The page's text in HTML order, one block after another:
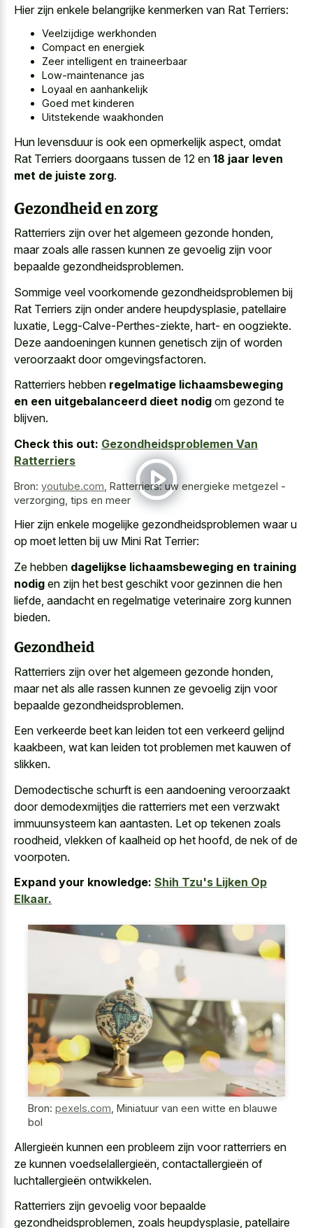
Hier zijn enkele belangrijke kenmerken van Rat Terriers:
Veelzijdige werkhonden
Compact en energiek
Zeer intelligent en traineerbaar
Low-maintenance jas
Loyaal en aanhankelijk
Goed met kinderen
Uitstekende waakhonden
Hun levensduur is ook een opmerkelijk aspect, omdat
Rat Terriers doorgaans tussen de 12 en 18 jaar leven
met de juiste zorg.
Gezondheid en zorg
Ratterriers zijn over het algemeen gezonde honden,
maar zoals alle rassen kunnen ze gevoelig zijn voor
bepaalde gezondheidsproblemen.
Sommige veel voorkomende gezondheidsproblemen bij
Rat Terriers zijn onder andere heupdysplasie, patellaire
luxatie, Legg-Calve-Perthes-ziekte, hart- en oogziekte.
Deze aandoeningen kunnen genetisch zijn of worden
veroorzaakt door omgevingsfactoren.
Ratterriers hebben regelmatige lichaamsbeweging
en een uitgebalanceerd dieet nodig om gezond te
blijven.
Check this out: Gezondheidsproblemen Van
Ratterriers
Bron: youtube.com Ratterriers: uw energieke metgezel -
verzorging, tips en meer
Hier zijn enkele mogelijke gezondheidsproblemen waar u
op moet letten bij uw Mini Rat Terrier:
Ze hebben dagelijkse lichaamsbeweging en training
nodig en zijn het best geschikt voor gezinnen die hen
liefde, aandacht en regelmatige veterinaire zorg kunnen
bieden.
Gezondheid
Ratterriers zijn over het algemeen gezonde honden,
maar net als alle rassen kunnen ze gevoelig zijn voor
bepaalde gezondheidsproblemen.
Een verkeerde beet kan leiden tot een verkeerd gelijnd
kaakbeen, wat kan leiden tot problemen met kauwen of
slikken.
Demodectische schurft is een aandoening veroorzaakt
door demodexmijtjes die ratterriers met een verzwakt
immuunsysteem kan aantasten. Let op tekenen zoals
roodheid, vlekken of kaalheid op het hoofd, de nek of de
voorpoten.
Expand your knowledge: Shih Tzu's Lijken Op
Elkaar.
Bron: pexels.com, Miniatuur van een witte en blauwe
bol
Allergieën kunnen een probleem zijn voor ratterriers en
ze kunnen voedselallergieën, contactallergieën of
luchtallergieën ontwikkelen.
Ratterriers zijn gevoelig voor bepaalde
gezondheidsproblemen, zoals heupdysplasie, patellaire